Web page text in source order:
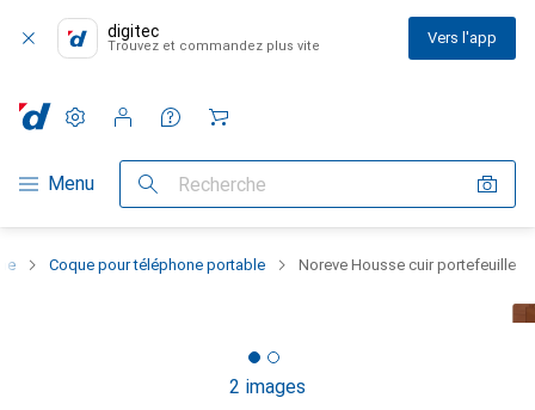
digitec
Trouvez et commandez plus vite Vers l'app
Navigation par catégorie
Menu Recherche
Paramètres
Compte client
Listes de comparaison
Listes d'envies
Panier
Coque pour téléphone portable Noreve Housse cuir portefeuille
2 images